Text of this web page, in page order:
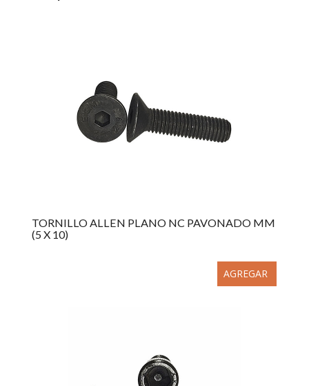
TORNILLO ALLEN PLANO NC PAVONADO MM
(5 X 10)
AGREGAR